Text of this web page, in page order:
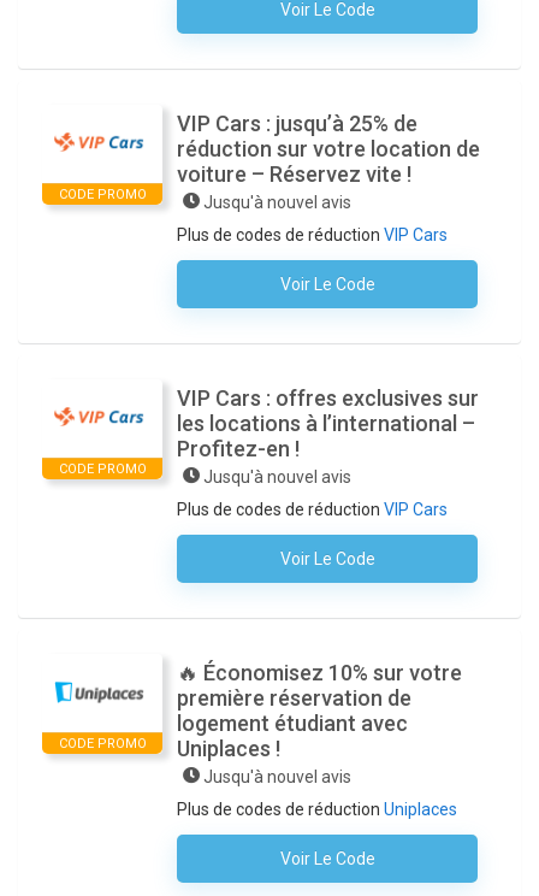
Voir Le Code
Aucun Code N'est Nécessaire
CODE PROMO
VIP Cars : jusqu’à 25% de
réduction sur votre location de
voiture – Réservez vite !
Jusqu'à nouvel avis
Plus de codes de réduction VIP Cars
Voir Le Code
Aucun Code N'est Nécessaire
CODE PROMO
VIP Cars : offres exclusives sur
les locations à l’international –
Profitez-en !
Jusqu'à nouvel avis
Plus de codes de réduction VIP Cars
Voir Le Code
Aucun Code N'est Nécessaire
CODE PROMO
🔥 Économisez 10% sur votre
première réservation de
logement étudiant avec
Uniplaces !
Jusqu'à nouvel avis
Plus de codes de réduction Uniplaces
Voir Le Code
Aucun Code N'est Nécessaire